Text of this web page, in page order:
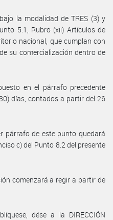
la modalidad de TRES (3) y
5.1, Rubro (xii) Artículos de
nacional, que cumplan con
su comercialización dentro de
en el párrafo precedente
días, contados a partir del 26
párrafo de este punto quedará
c) del Punto 8.2 del presente
comenzará a regir a partir de
dése a la DIRECCIÓN